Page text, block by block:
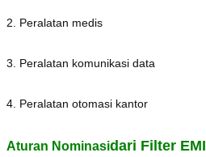
2. Peralatan medis
3. Peralatan komunikasi data
4. Peralatan otomasi kantor
Aturan Nominasidari Filter EMI